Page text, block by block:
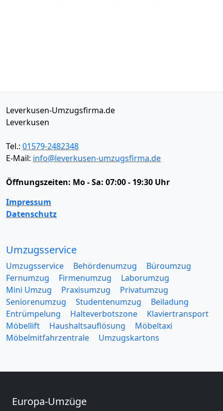
Leverkusen-Umzugsfirma.de
Leverkusen
Tel.: 01579-2482348
E-Mail: info@leverkusen-umzugsfirma.de
Öffnungszeiten: Mo - Sa: 07:00 - 19:30 Uhr
Impressum
Datenschutz
Umzugsservice
Umzugsservice Behördenumzug
Büroumzug
Fernumzug
Firmenumzug
Laborumzug
Mini Umzug
Praxisumzug
Privatumzug
Seniorenumzug
Studentenumzug
Beiladung
Entrümpelung
Halteverbotszone
Klaviertransport
Möbellift
Haushaltsauflösung
Möbeltaxi
Möbelmitfahrzentrale
Umzugskartons
Europa-Umzüge